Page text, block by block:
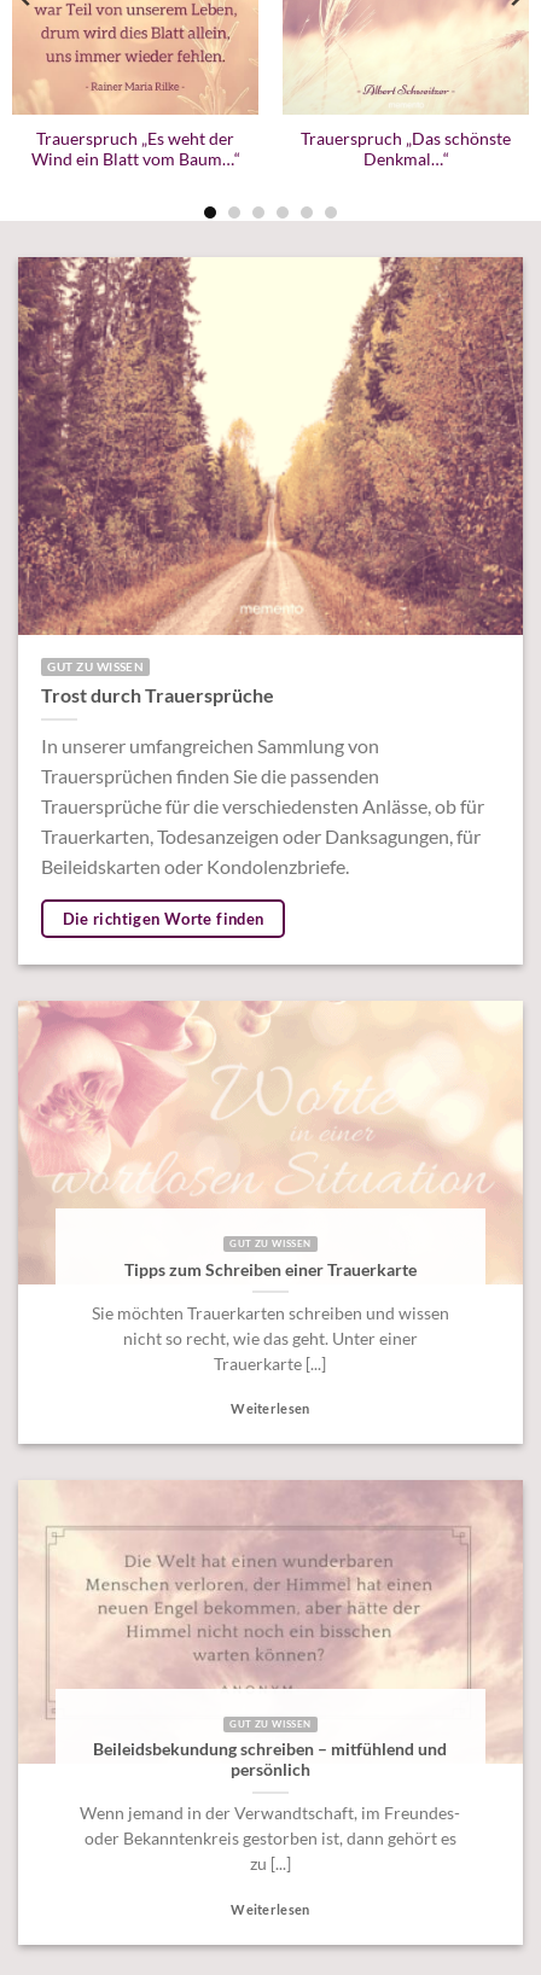
Trauerspruch „Es weht der
Wind ein Blatt vom Baum…“
Trauerspruch „Das schönste
Denkmal…“
GUT ZU WISSEN
Trost durch Trauersprüche
In unserer umfangreichen Sammlung von
Trauersprüchen finden Sie die passenden
Trauersprüche für die verschiedensten Anlässe, ob für
Trauerkarten, Todesanzeigen oder Danksagungen, für
Beileidskarten oder Kondolenzbriefe.
Die richtigen Worte finden
GUT ZU WISSEN
Tipps zum Schreiben einer Trauerkarte
Sie möchten Trauerkarten schreiben und wissen
nicht so recht, wie das geht. Unter einer
Trauerkarte [...]
Weiterlesen
GUT ZU WISSEN
Beileidsbekundung schreiben – mitfühlend und
persönlich
Wenn jemand in der Verwandtschaft, im Freundes-
oder Bekanntenkreis gestorben ist, dann gehört es
zu [...]
Weiterlesen